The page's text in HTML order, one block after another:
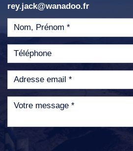
rey.jack@wanadoo.fr